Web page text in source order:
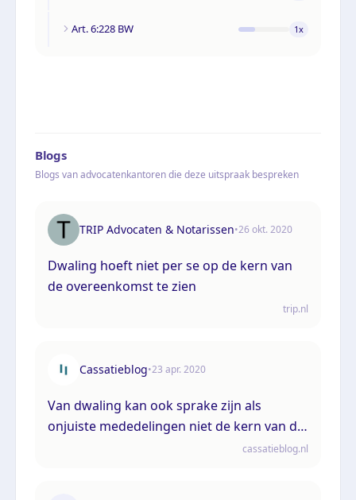
Art. 6:228 BW 1x
Blogs
Blogs van advocatenkantoren die deze uitspraak bespreken
TRIP Advocaten & Notarissen•26 okt. 2020
Dwaling hoeft niet per se op de kern van
de overeenkomst te zien
trip.nl
Cassatieblog•23 apr. 2020
Van dwaling kan ook sprake zijn als
onjuiste mededelingen niet de kern van de
cassatieblog.nl